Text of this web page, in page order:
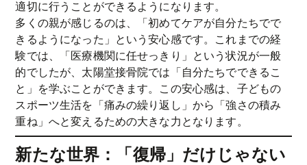
適切に行うことができるようになります。
多くの親が感じるのは、「初めてケアが自分たちでで
きるようになった」という安心感です。これまでの経
験では、「医療機関に任せっきり」という状況が一般
的でしたが、太陽堂接骨院では「自分たちでできるこ
と」を学ぶことができます。この安心感は、子どもの
スポーツ生活を「痛みの繰り返し」から「強さの積み
重ね」へと変えるための大きな力となります。
新たな世界：「復帰」だけじゃない